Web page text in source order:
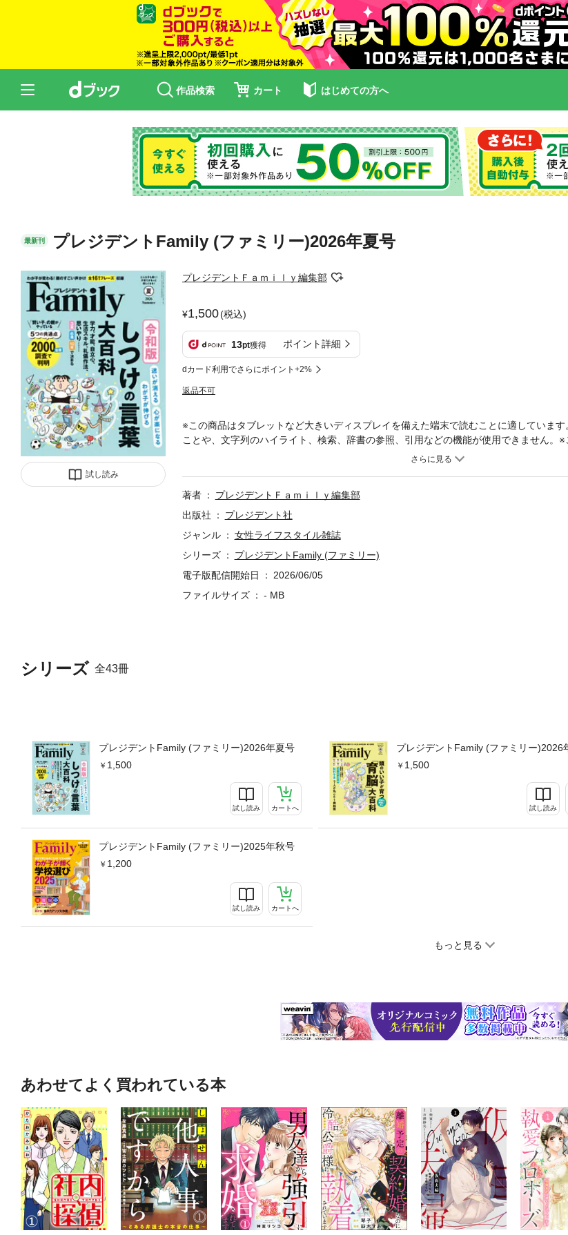
作品検索 カート はじめての方へ
最新刊 プレジデントFamily (ファミリー)2026年夏号
試し読み
プレジデントＦａｍｉｌｙ編集部
1,500(税込)
13pt獲得 ポイント詳細
dカード利用でさらにポイント+2%
返品不可
シリーズ 全43冊
プレジデントFamily (ファミリー)2026年夏号
1,500
試し読み カートへ
プレジデントFamily (ファミリー)2026
1,500
試し読み
プレジデントFamily (ファミリー)2025年秋号
1,200
試し読み カートへ
もっと見る
※この商品はタブレットなど大きいディスプレイを備えた端末で読むことに適していま
ことや、文字列のハイライト、検索、辞書の参照、引用などの機能が使用できません。※
作成されており、タブレットなど大きいディスプレイを備えた端末で読むことに適して
ます。3歳、6歳、10歳までにわが子に伝えるべきこととは？ 完璧を目指さず、今日か
か。
著者
プレジデントＦａｍｉｌｙ編集部
出版社
プレジデント社
ジャンル
女性ライフスタイル雑誌
シリーズ
プレジデントFamily (ファミリー)
電子版配信開始日
2026/06/05
ファイルサイズ
- MB
あわせてよく買われている本